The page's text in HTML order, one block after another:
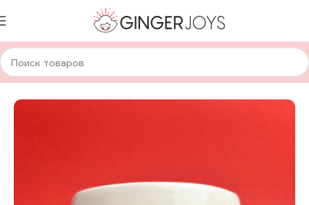
Главная Для дома и уюта Посуда Авторская керамика